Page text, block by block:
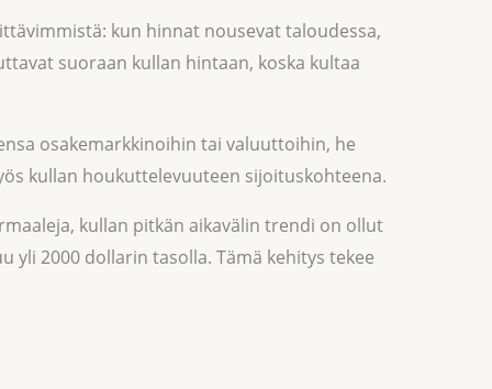
kun hinnat nousevat taloudessa,
suoraan kullan hintaan, koska kultaa
osakemarkkinoihin tai valuuttoihin, he
kullan houkuttelevuuteen sijoituskohteena.
kullan pitkän aikavälin trendi on ollut
yli 2000 dollarin tasolla. Tämä kehitys tekee